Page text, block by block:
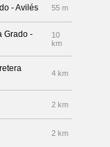
- Avilés 55 m
Grado -
10
km
4 km
2 km
2 km